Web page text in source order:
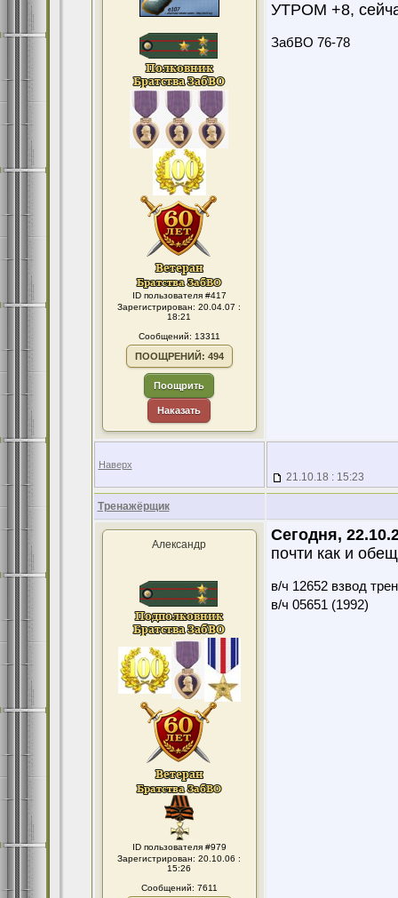
ID пользователя #417
Зарегистрирован: 20.04.07 :
18:21
Сообщений: 13311
ПООЩРЕНИЙ: 494
Поощрить
Наказать
УТРОМ +8,
ЗабВО 76-78
Наверх
21.10.18 : 15:23
Тренажёрщик
Александр
ID пользователя #979
Зарегистрирован: 20.10.06 :
15:26
Сообщений: 7611
Сегодня,
почти как и
в/ч 12652 взвод
в/ч 05651 (1992)